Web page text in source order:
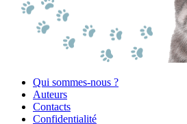
Qui sommes-nous ?
Auteurs
Contacts
Confidentialité